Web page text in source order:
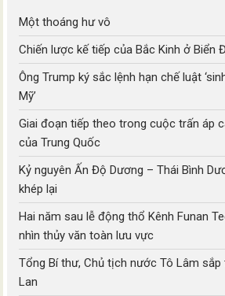
Một thoáng hư vô
Chiến lược kế tiếp của Bắc Kinh ở Biển
Ông Trump ký sắc lệnh hạn chế luật
Mỹ’
Giai đoạn tiếp theo trong cuộc trấn áp
của Trung Quốc
Kỷ nguyên Ấn Độ Dương – Thái Bình
khép lại
Hai năm sau lễ động thổ Kênh Funan
nhìn thủy văn toàn lưu vực
Tổng Bí thư, Chủ tịch nước Tô Lâm sắp
Lan